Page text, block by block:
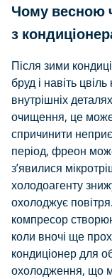
Чому весною
з
Після зими
бруд і навіть
внутрішніх
очищення, це може
спричинити
період, фреон
з’явилися
холодоагенту
охолоджує
компресор
коли вночі ще
кондиціонер для
охолодження, що